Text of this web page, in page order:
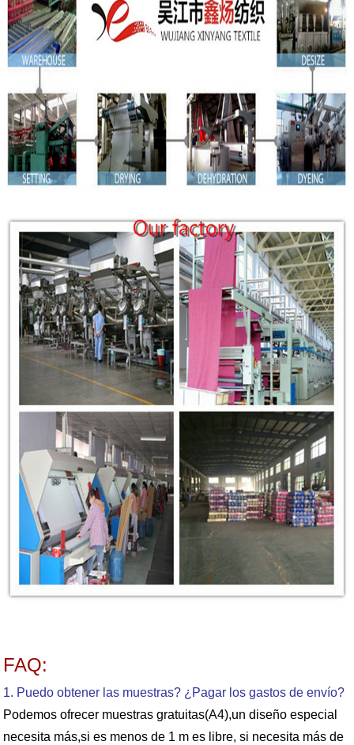
FAQ:
1. Puedo obtener las muestras? ¿Pagar los gastos de envío?
Podemos ofrecer muestras gratuitas(A4),un diseño especial
necesita más,si es menos de 1 m es libre, si necesita más de